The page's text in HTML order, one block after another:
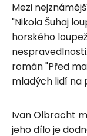
Mezi
"Nikola Šuhaj
horského
román "Před
mladých lidí na
Ivan Olbracht
jeho dílo je